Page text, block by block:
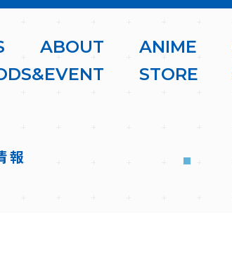
ABOUT ANIME
DS&EVENT STORE
報